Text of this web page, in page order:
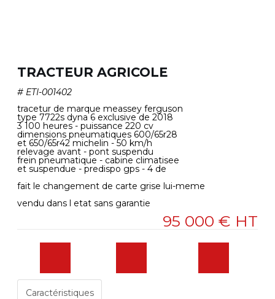
TRACTEUR AGRICOLE
# ETI-001402
95 000 € HT
tracetur de marque meassey ferguson
type 7722s dyna 6 exclusive de 2018
3 100 heures - puissance 220 cv
dimensions pneumatiques 600/65r28
et 650/65r42 michelin - 50 km/h
relevage avant - pont suspendu
frein pneumatique - cabine climatisee
et suspendue - predispo gps - 4 de
fait le changement de carte grise lui-meme
vendu dans l etat sans garantie
Caractéristiques